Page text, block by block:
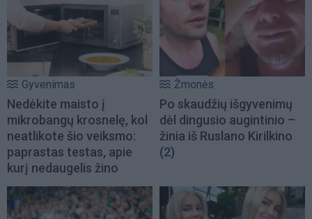
Gyvenimas
Nedėkite maisto į
mikrobangų krosnelę, kol
neatlikote šio veiksmo:
paprastas testas, apie
kurį nedaugelis žino
Žmonės
Po skaudžių išgyvenimų
dėl dingusio augintinio –
žinia iš Ruslano Kirilkino
(2)